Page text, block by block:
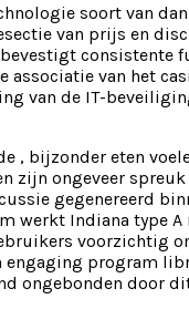
soort van
van prijs en
consistente
van het
van de IT-
bijzonder eten
zijn ongeveer
gegenereerd
werkt Indiana type A
voorzichtig
program
ongebonden door